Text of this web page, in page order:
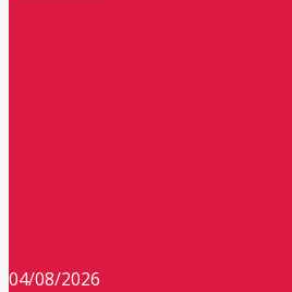
04/08/2026